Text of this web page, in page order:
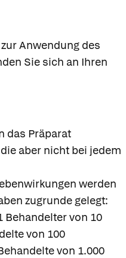
Anwendung des
Sie sich an Ihren
das Präparat
aber nicht bei jedem
werden
zugrunde gelegt:
Behandelter von 10
von 100
von 1.000